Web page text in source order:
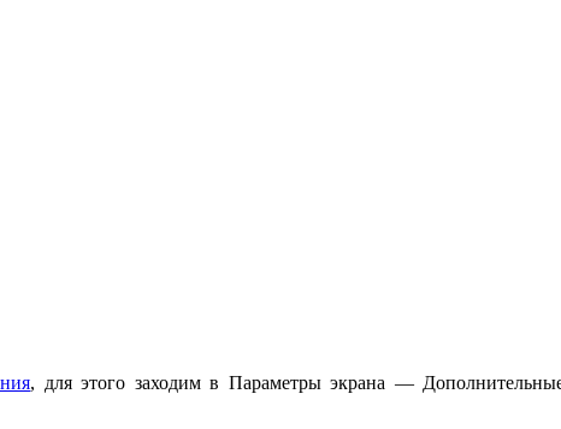
, для этого заходим в Параметры экрана —